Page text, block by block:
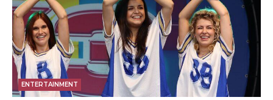
ENTERTAINMENT